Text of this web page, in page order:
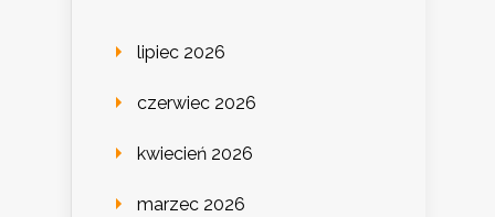
lipiec 2026
czerwiec 2026
kwiecień 2026
marzec 2026